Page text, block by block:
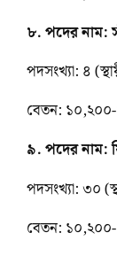
৮. পদের নাম:
পদসংখ্যা: ৪
বেতন:
৯. পদের নাম:
পদসংখ্যা: ৩০
বেতন: